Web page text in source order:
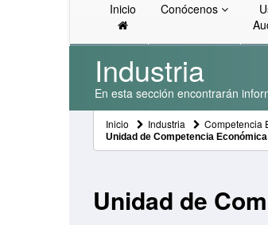
Inicio Conócenos
Industria
En esta sección encontrarán
Inicio Industria Competencia
Unidad de Competencia Económica
Unidad de